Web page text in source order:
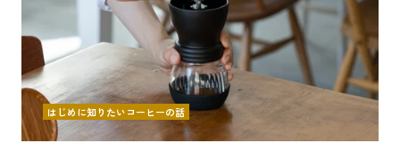
はじめに知りたいコーヒーの話